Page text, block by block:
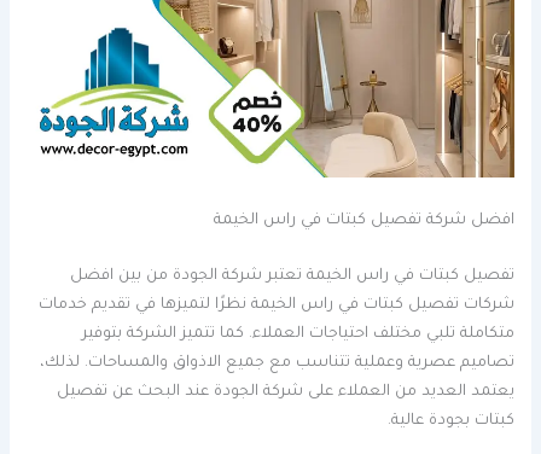
افضل شركة تفصيل كبتات في راس الخيمة
تفصيل كبتات في راس الخيمة تعتبر شركة الجودة من بين افضل
شركات تفصيل كبتات في راس الخيمة نظرًا لتميزها في تقديم خدمات
متكاملة تلبي مختلف احتياجات العملاء. كما تتميز الشركة بتوفير
تصاميم عصرية وعملية تتناسب مع جميع الاذواق والمساحات. لذلك،
يعتمد العديد من العملاء على شركة الجودة عند البحث عن تفصيل
كبتات بجودة عالية.